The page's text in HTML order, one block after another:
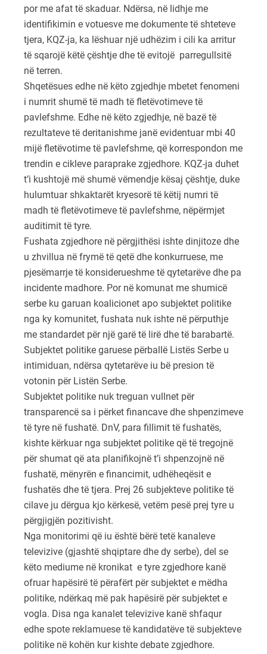
por me afat të skaduar. Ndërsa, në lidhje me
identifikimin e votuesve me dokumente të shteteve
tjera, KQZ-ja, ka lëshuar një udhëzim i cili ka arritur
të sqarojë këtë çështje dhe të evitojë parregullsitë
në terren.
Shqetësues edhe në këto zgjedhje mbetet fenomeni
i numrit shumë të madh të fletëvotimeve të
pavlefshme. Edhe në këto zgjedhje, në bazë të
rezultateve të deritanishme janë evidentuar mbi 40
mijë fletëvotime të pavlefshme, që korrespondon me
trendin e cikleve paraprake zgjedhore. KQZ-ja duhet
t’i kushtojë më shumë vëmendje kësaj çështje, duke
hulumtuar shkaktarët kryesorë të këtij numri të
madh të fletëvotimeve të pavlefshme, nëpërmjet
auditimit të tyre.
Fushata zgjedhore në përgjithësi ishte dinjitoze dhe
u zhvillua në frymë të qetë dhe konkurruese, me
pjesëmarrje të konsiderueshme të qytetarëve dhe pa
incidente madhore. Por në komunat me shumicë
serbe ku garuan koalicionet apo subjektet politike
nga ky komunitet, fushata nuk ishte në përputhje
me standardet për një garë të lirë dhe të barabartë.
Subjektet politike garuese përballë Listës Serbe u
intimiduan, ndërsa qytetarëve iu bë presion të
votonin për Listën Serbe.
Subjektet politike nuk treguan vullnet për
transparencë sa i përket financave dhe shpenzimeve
të tyre në fushatë. DnV, para fillimit të fushatës,
kishte kërkuar nga subjektet politike që të tregojnë
për shumat që ata planifikojnë t’i shpenzojnë në
fushatë, mënyrën e financimit, udhëheqësit e
fushatës dhe të tjera. Prej 26 subjekteve politike të
cilave ju dërgua kjo kërkesë, vetëm pesë prej tyre u
përgjigjën pozitivisht.
Nga monitorimi që iu është bërë tetë kanaleve
televizive (gjashtë shqiptare dhe dy serbe), del se
këto mediume në kronikat e tyre zgjedhore kanë
ofruar hapësirë të përafërt për subjektet e mëdha
politike, ndërkaq më pak hapësirë për subjektet e
vogla. Disa nga kanalet televizive kanë shfaqur
edhe spote reklamuese të kandidatëve të subjekteve
politike në kohën kur kishte debate zgjedhore.